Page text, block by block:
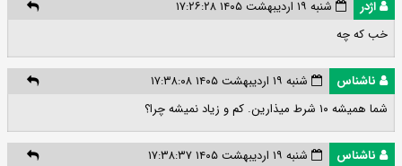
اژدر
شنبه ۱۹ اردیبهشت ۱۴۰۵ ۱۷:۲۶:۲۸
خب که چه
ناشناس
شنبه ۱۹ اردیبهشت ۱۴۰۵ ۱۷:۳۸:۰۸
شما همیشه ۱۰ شرط میذارین. کم و زیاد نمیشه چرا؟
ناشناس
شنبه ۱۹ اردیبهشت ۱۴۰۵ ۱۷:۳۸:۳۷